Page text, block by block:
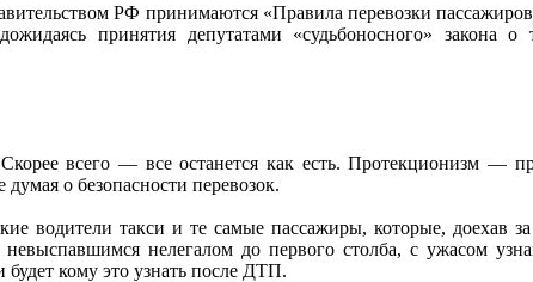
РФ принимаются «Правила перевозки
принятия депутатами «судьбоносного» закона
всего — все останется как есть. Протекционизм —
о безопасности перевозок.
водители такси и те самые пассажиры, которые, доехав
нелегалом до первого столба, с ужасом
кому это узнать после ДТП.